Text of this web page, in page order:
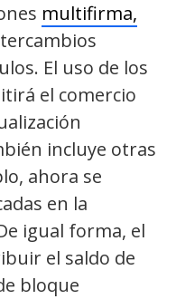
multifirma,
El uso de los
el comercio
incluye otras
ahora se
en la
igual forma, el
el saldo de
bloque